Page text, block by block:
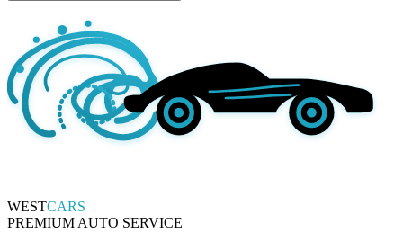
WESTCARS
PREMIUM AUTO SERVICE